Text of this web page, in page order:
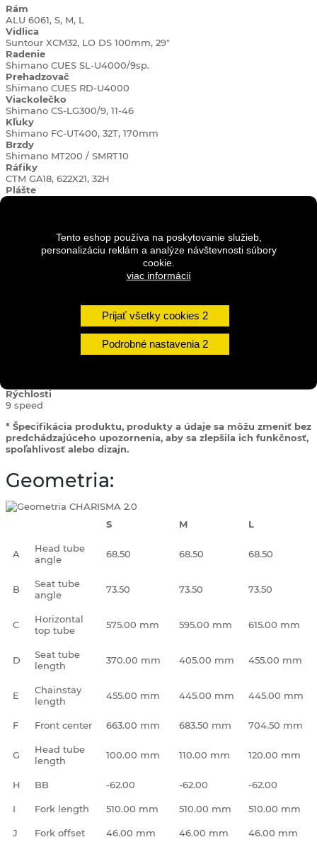
Tento eshop používa na poskytovanie služieb,
personalizáciu reklám a analýze návštevnosti súbory
cookie.
viac informácií
Prijať všetky cookies
Podrobné nastavenia
Rám
ALU 6061, S, M, L
Vidlica
Suntour XCM32, LO DS 100mm, 29"
Radenie
Shimano CUES SL-U4000/9sp.
Prehadzovač
Shimano CUES RD-U4000
Viackolečko
Shimano CS-LG300/9, 11-46
Kľuky
Shimano FC-UT400, 32T, 170mm
Brzdy
Shimano MT200 / SMRT10
Ráfiky
CTM GA18, 622X21, 32H
Plášte
FP-873ZU
CTM N04M, 680/1" rise/31,8mm
Hlavové zloženie
Rýchlosti
9 speed
* Špecifikácia produktu, produkty a údaje sa môžu zmeniť bez
predchádzajúceho upozornenia, aby sa zlepšila ich funkčnosť,
spoľahlivosť alebo dizajn.
Geometria:
S M L
A
Head tube
angle
68.50 68.50 68.50
B
Seat tube
angle
73.50 73.50 73.50
C
Horizontal
top tube
575.00 mm 595.00 mm 615.00 mm
D
Seat tube
length
370.00 mm 405.00 mm 455.00 mm
E
Chainstay
length
455.00 mm 445.00 mm 445.00 mm
F Front center 663.00 mm 683.50 mm 704.50 mm
G
Head tube
length
100.00 mm 110.00 mm 120.00 mm
H BB -62.00 -62.00 -62.00
I Fork length 510.00 mm 510.00 mm 510.00 mm
J Fork offset 46.00 mm 46.00 mm 46.00 mm